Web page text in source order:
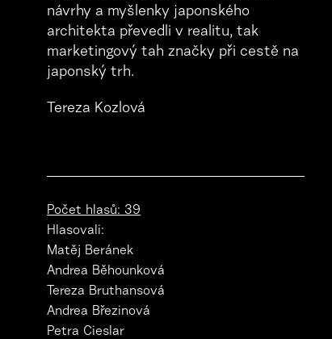
návrhy a myšlenky japonského
architekta převedli v realitu, tak
marketingový tah značky při cestě na
japonský trh.
Tereza Kozlová
Počet hlasů: 39
Hlasovali:
Matěj Beránek
Andrea Běhounková
Tereza Bruthansová
Andrea Březinová
Petra Cieslar